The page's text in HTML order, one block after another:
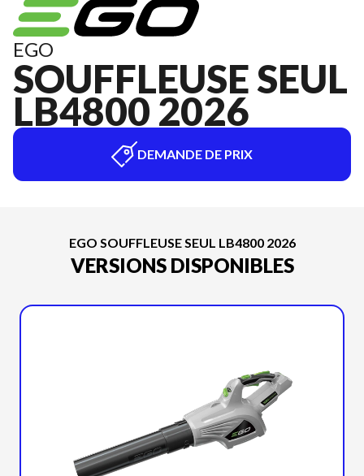
EGO
SOUFFLEUSE SEUL
LB4800 2026
DEMANDE DE PRIX
EGO SOUFFLEUSE SEUL LB4800 2026
VERSIONS DISPONIBLES